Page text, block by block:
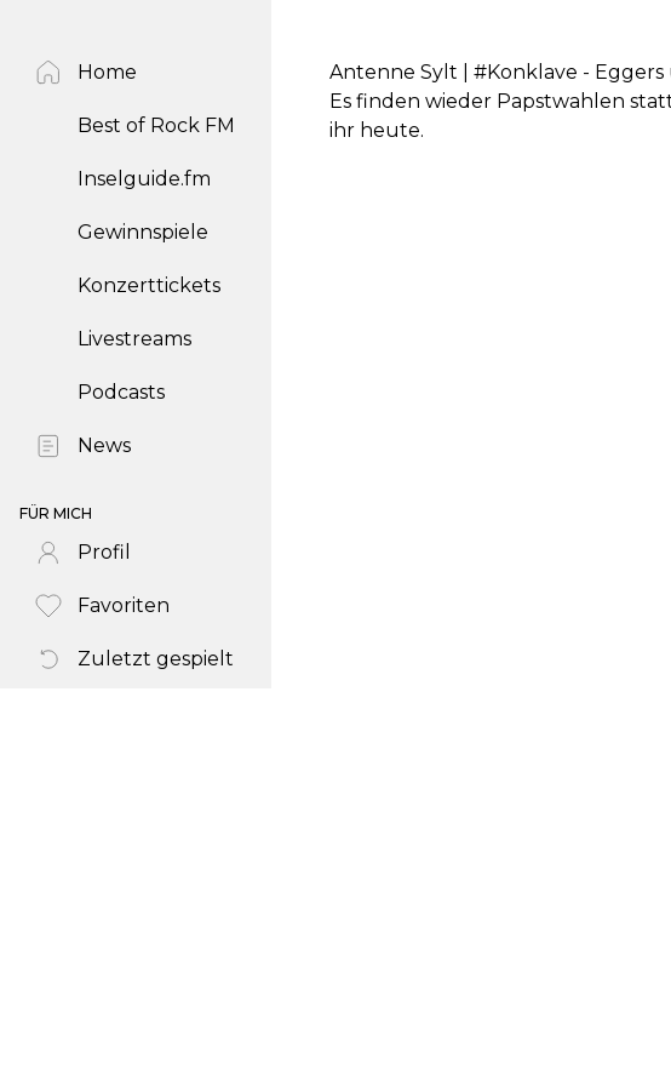
Home
Best of Rock FM
Inselguide.fm
Gewinnspiele
Konzerttickets
Livestreams
Podcasts
News
FÜR MICH
Profil
Favoriten
Zuletzt gespielt
Antenne Sylt | #Konklave -
Es finden wieder Papstwahlen
ihr heute.